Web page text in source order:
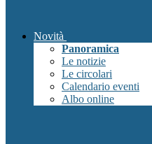
Novità
Panoramica
Le notizie
Le circolari
Calendario eventi
Albo online